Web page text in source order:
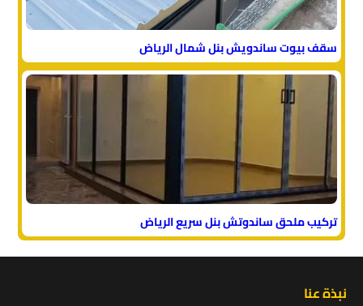
سقف بيوت ساندويش بنل شمال الرياض
تركيب ملحق ساندوتش بنل سريع الرياض
نبذة عنا